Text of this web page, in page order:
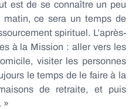
est de se connaître un peu
matin, ce sera un temps de
spirituel. L’après-
à la Mission : aller vers les
visiter les personnes
le temps de le faire à la
de retraite, et puis
»